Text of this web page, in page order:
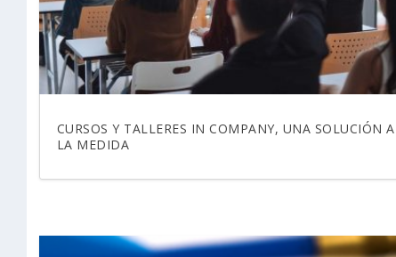
CURSOS Y TALLERES IN COMPANY, UNA SOLUCIÓN A
LA MEDIDA